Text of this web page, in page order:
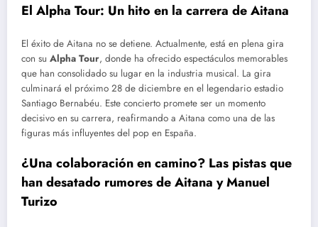
El Alpha Tour: Un hito en la carrera de Aitana
El éxito de Aitana no se detiene. Actualmente, está en plena gira
con su Alpha Tour, donde ha ofrecido espectáculos memorables
que han consolidado su lugar en la industria musical. La gira
culminará el próximo 28 de diciembre en el legendario estadio
Santiago Bernabéu. Este concierto promete ser un momento
decisivo en su carrera, reafirmando a Aitana como una de las
figuras más influyentes del pop en España.
¿Una colaboración en camino? Las pistas que
han desatado rumores de Aitana y Manuel
Turizo